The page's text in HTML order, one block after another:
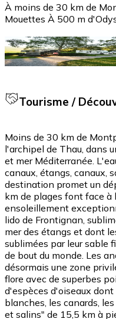
À moins de 30 km de
Mouettes À 500 m
Tourisme /
Moins de 30 km de
l'archipel de Thau, dans
et mer Méditerranée.
canaux, étangs, canaux,
destination promet un
km de plages font face
ensoleillement
lido de Frontignan,
mer des étangs et dont
sublimées par leur sable
de bout du monde. Les
désormais une zone
flore avec de superbes
d'espèces d'oiseaux
blanches, les canards,
et salins" de 15,5 km à